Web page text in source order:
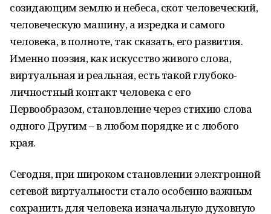
созидающим землю и небеса, скот человеческий,
человеческую машину, а изредка и самого
человека, в полноте, так сказать, его развития.
Именно поэзия, как искусство живого слова,
виртуальная и реальная, есть такой глубоко-
личностный контакт человека с его
Первообразом, становление через стихию слова
одного Другим – в любом порядке и с любого
края.
Сегодня, при широком становлении электронной
сетевой виртуальности стало особенно важным
сохранить для человека изначальную духовную